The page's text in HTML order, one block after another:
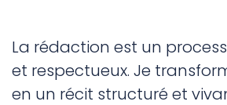
La rédaction est un
et respectueux. Je
en un récit structuré et